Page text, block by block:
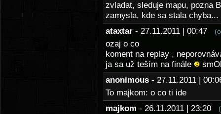
zvladat, sleduje mapu, pozna
zamysla, kde sa stala
ataxtar - 27.11.2011 | 00:47
ozaj o co
koment na replay ,
ja sa už teším na finále
anonimous - 27.11.2011 |
To majkom: o co ti ide
majkom - 26.11.2011 | 23:20